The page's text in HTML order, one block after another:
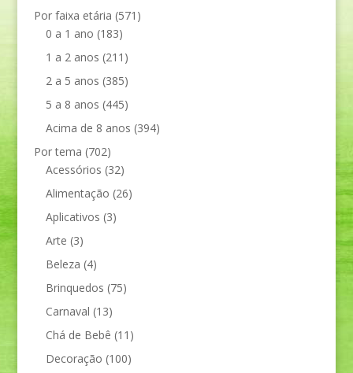
Por faixa etária (571)
0 a 1 ano (183)
1 a 2 anos (211)
2 a 5 anos (385)
5 a 8 anos (445)
Acima de 8 anos (394)
Por tema (702)
Acessórios (32)
Alimentação (26)
Aplicativos (3)
Arte (3)
Beleza (4)
Brinquedos (75)
Carnaval (13)
Chá de Bebê (11)
Decoração (100)